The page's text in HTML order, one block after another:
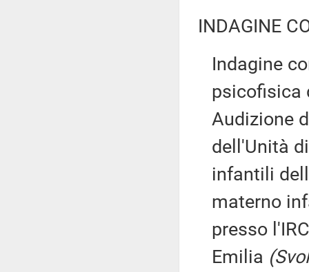
INDAGINE
Indagine
psicofisica
Audizione
dell'Unità
infantili
materno
presso
Emilia